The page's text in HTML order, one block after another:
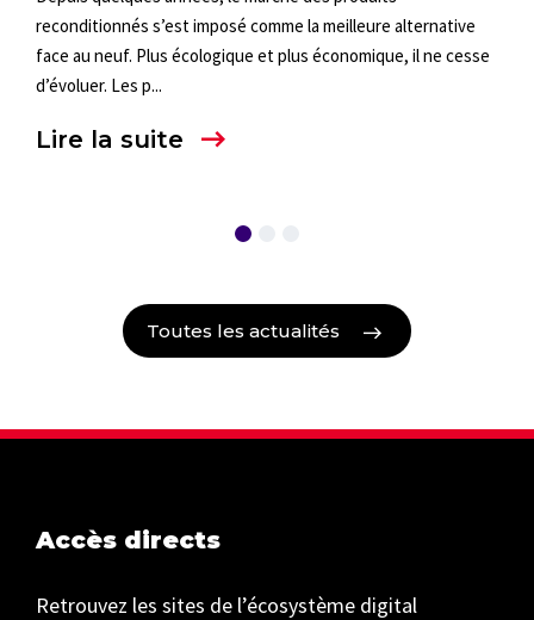
reconditionnés s’est imposé comme la meilleure alternative
face au neuf. Plus écologique et plus économique, il ne cesse
d’évoluer. Les p...
Lire la suite
Toutes les actualités
Accès directs
Retrouvez les sites de l’écosystème digital